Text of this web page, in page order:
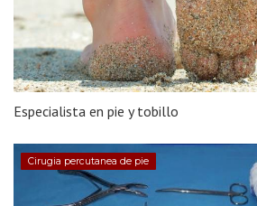
Especialista en pie y tobillo
Cirugia percutanea de pie